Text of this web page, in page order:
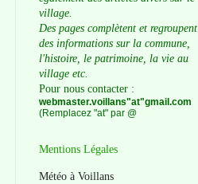
village.
Des pages complètent et regroupent
des informations sur la commune,
l'histoire, le patrimoine, la vie au
village etc.
Pour nous contacter :
webmaster.voillans"at"gmail.com
(Remplacez "at" par @
Mentions Légales
Météo à Voillans